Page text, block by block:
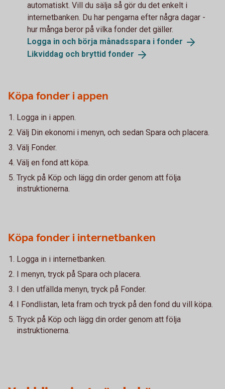
automatiskt. Vill du sälja så gör du det enkelt i
internetbanken. Du har pengarna efter några dagar -
hur många beror på vilka fonder det gäller.
Logga in och börja månadsspara i fonder
Likviddag och bryttid fonder
Köpa fonder i appen
Logga in i appen.
Välj Din ekonomi i menyn, och sedan Spara och placera.
Välj Fonder.
Välj en fond att köpa.
Tryck på Köp och lägg din order genom att följa
instruktionerna.
Köpa fonder i internetbanken
Logga in i internetbanken.
I menyn, tryck på Spara och placera.
I den utfällda menyn, tryck på Fonder.
I Fondlistan, leta fram och tryck på den fond du vill köpa.
Tryck på Köp och lägg din order genom att följa
instruktionerna.